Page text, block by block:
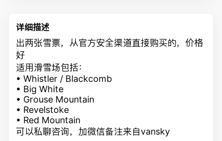
详细描述
出两张雪票，从官方安全渠道直接购买的，价格
好
适用滑雪场包括：
• Whistler / Blackcomb
• Big White
• Grouse Mountain
• Revelstoke
• Red Mountain
可以私聊咨询，加微信备注来自vansky